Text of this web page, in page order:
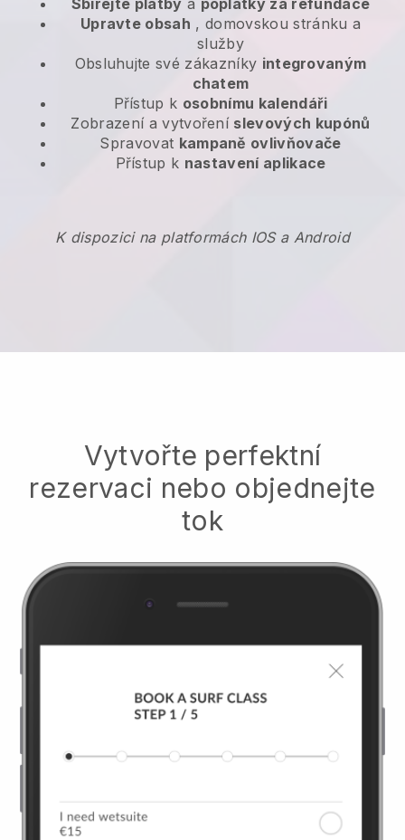
Sbírejte platby a poplatky za refundace
Upravte obsah , domovskou stránku a
služby
Obsluhujte své zákazníky integrovaným
chatem
Přístup k osobnímu kalendáři
Zobrazení a vytvoření slevových kupónů
Spravovat kampaně ovlivňovače
Přístup k nastavení aplikace
K dispozici na platformách IOS a Android
Vytvořte perfektní
rezervaci nebo objednejte
tok